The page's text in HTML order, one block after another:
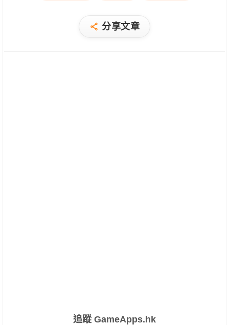
分享文章
追蹤 GameApps.hk